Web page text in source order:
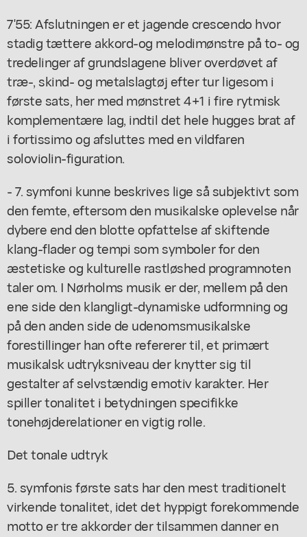
7'55: Afslutningen er et jagende crescendo hvor
stadig tættere akkord-og melodimønstre på to- og
tredelinger af grundslagene bliver overdøvet af
træ-, skind- og metalslagtøj efter tur ligesom i
første sats, her med mønstret 4+1 i fire rytmisk
komplementære lag, indtil det hele hugges brat af
i fortissimo og afsluttes med en vildfaren
soloviolin-figuration.
- 7. symfoni kunne beskrives lige så subjektivt som
den femte, eftersom den musikalske oplevelse når
dybere end den blotte opfattelse af skiftende
klang-flader og tempi som symboler for den
æstetiske og kulturelle rastløshed programnoten
taler om. I Nørholms musik er der, mellem på den
ene side den klangligt-dynamiske udformning og
på den anden side de udenomsmusikalske
forestillinger han ofte refererer til, et primært
musikalsk udtryksniveau der knytter sig til
gestalter af selvstændig emotiv karakter. Her
spiller tonalitet i betydningen specifikke
tonehøjderelationer en vigtig rolle.
Det tonale udtryk
5. symfonis første sats har den mest traditionelt
virkende tonalitet, idet det hyppigt forekommende
motto er tre akkorder der tilsammen danner en